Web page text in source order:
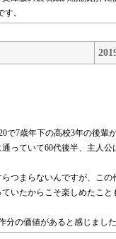
。
で7歳年下の高校3年の後輩
っていて60代後半、主人
つまらないんですが、この
いたからこそ楽しめたこと
の価値があると感じました